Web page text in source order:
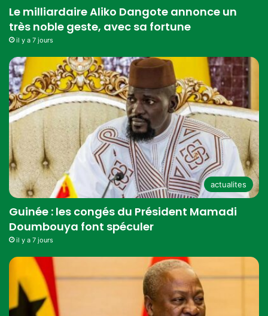
Le milliardaire Aliko Dangote annonce un
très noble geste, avec sa fortune
il y a 7 jours
actualites
Guinée : les congés du Président Mamadi
Doumbouya font spéculer
il y a 7 jours